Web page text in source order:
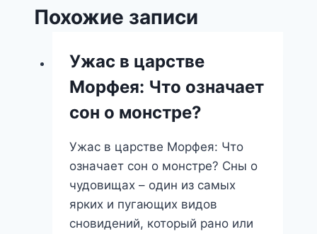
Похожие записи
Ужас в царстве
Морфея: Что означает
сон о монстре?
Ужас в царстве Морфея: Что
означает сон о монстре? Сны о
чудовищах – один из самых
ярких и пугающих видов
сновидений, который рано или